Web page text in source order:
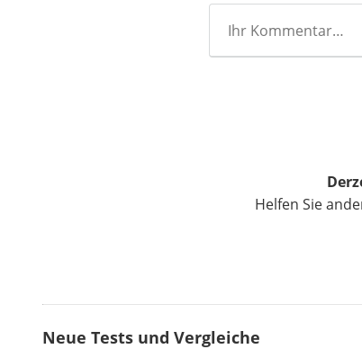
Helfen Sie
Neue Tests und Vergleiche